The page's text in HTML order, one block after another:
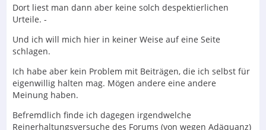
Dort liest man dann aber keine solch despektierlichen
Urteile. -
Und ich will mich hier in keiner Weise auf eine Seite
schlagen.
Ich habe aber kein Problem mit Beiträgen, die ich selbst für
eigenwillig halten mag. Mögen andere eine andere
Meinung haben.
Befremdlich finde ich dagegen irgendwelche
Reinerhaltungsversuche des Forums (von wegen Adäquanz)